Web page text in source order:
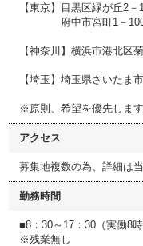
【東京】目黒区緑が丘2－
府中市宮町1－100
【神奈川】横浜市港北区
【埼玉】埼玉県さいたま
※原則、希望を優先します
アクセス
募集地複数の為、詳細は
勤務時間
■8：30～17：30（実働8
※残業無し